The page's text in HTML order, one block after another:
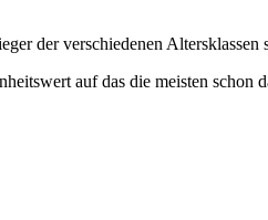
der verschiedenen Altersklassen
auf das die meisten schon